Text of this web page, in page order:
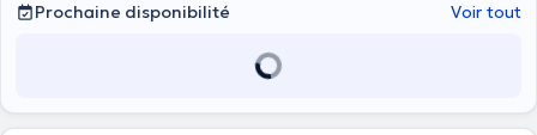
Prochaine disponibilité Voir tout